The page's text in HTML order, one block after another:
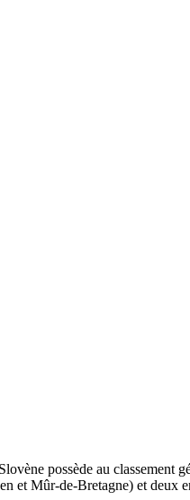
possède au classement
et Mûr-de-Bretagne) et deux